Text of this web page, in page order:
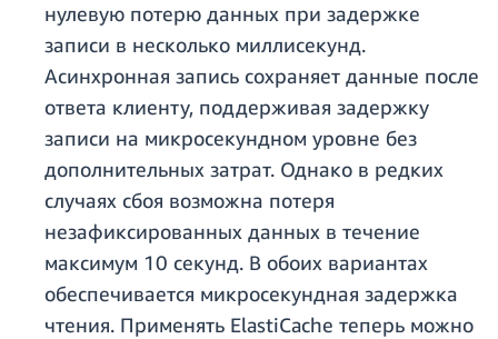
нулевую потерю данных при задержке
записи в несколько миллисекунд.
Асинхронная запись сохраняет данные после
ответа клиенту, поддерживая задержку
записи на микросекундном уровне без
дополнительных затрат. Однако в редких
случаях сбоя возможна потеря
незафиксированных данных в течение
максимум 10 секунд. В обоих вариантах
обеспечивается микросекундная задержка
чтения. Применять ElastiCache теперь можно